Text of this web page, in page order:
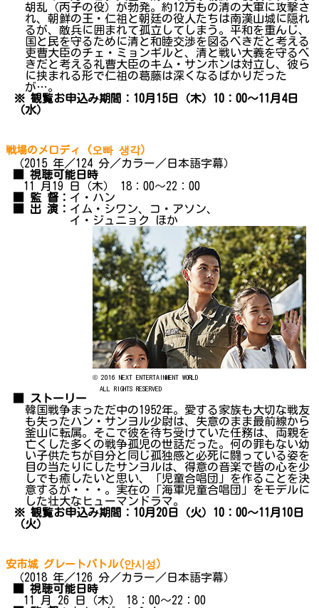
胡乱（丙子の役）が勃発。約12万もの清の大軍に攻撃さ
れ、朝鮮の王・仁祖と朝廷の役人たちは南漢山城に隠れ
るが、敵兵に囲まれて孤立してしまう。平和を重んじ、
国と民を守るために清と和睦交渉を図るべきだと考える
吏曹大臣のチェ・ミョンギルと、清と戦い大義を守るべ
きだと考える礼曹大臣のキム・サンホンは対立し、彼ら
に挟まれる形で仁祖の葛藤は深くなるばかりだった
が…。
※ 観覧お申込み期間：10月15日（木）10：00～11月4日
（水）
戦場のメロディ (오빠 생각）
（2015 年／124 分／カラー／日本語字幕）
■ 視聴可能日時
11 月19 日（木） 18：00～22：00
■ 監 督： イ・ハン
■ 出 演： イム・シワン、コ・アソン、
イ・ジュニョク ほか
© 2016 NEXT ENTERTAINMENT WORLD
ALL RIGHTS RESERVED
■ ストーリー
韓国戦争まっただ中の1952年。愛する家族も大切な戦友
も失ったハン・サンヨル少尉は、失意のまま最前線から
釜山に転属。そこで彼を待ち受けていた任務は、両親を
亡くした多くの戦争孤児の世話だった。何の罪もない幼
い子供たちが自分と同じ孤独感と必死に闘っている姿を
目の当たりにしたサンヨルは、得意の音楽で皆の心を少
しでも癒したいと思い、「児童合唱団」を作ることを決
意するが・・・。実在の「海軍児童合唱団」をモデルに
した壮大なヒューマンドラマ。
※ 観覧お申込み期間：10月20日（火）10：00～11月10日
（火）
安市城 グレートバトル(안시성）
（2018 年／126 分／カラー／日本語字幕）
■ 視聴可能日時
11 月 26 日（木） 18：00～22：00